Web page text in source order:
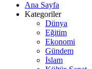
Ana Sayfa
Kategoriler
Dünya
Eğitim
Ekonomi
Gündem
İslam